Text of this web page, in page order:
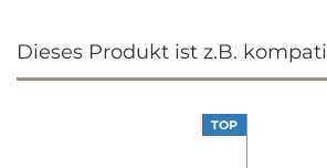
Dieses Produkt ist z.B.
TOP